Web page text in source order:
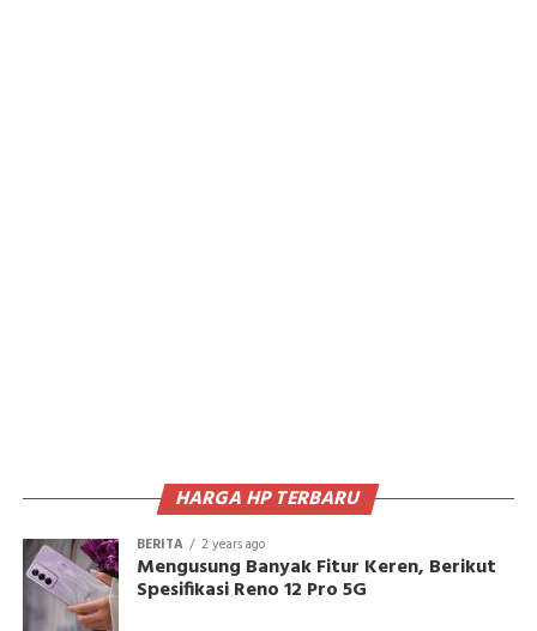
HARGA HP TERBARU
BERITA 2 years ago
Mengusung Banyak Fitur Keren, Berikut
Spesifikasi Reno 12 Pro 5G